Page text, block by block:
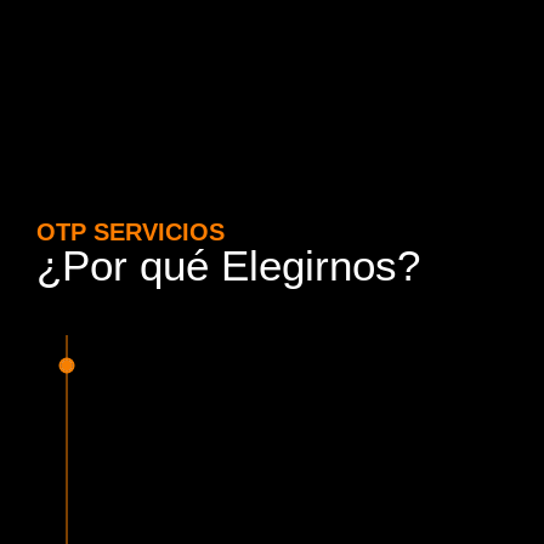
OTP SERVICIOS
¿Por qué Elegirnos?